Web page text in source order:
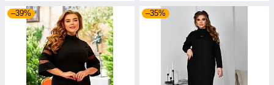
–39% –35%